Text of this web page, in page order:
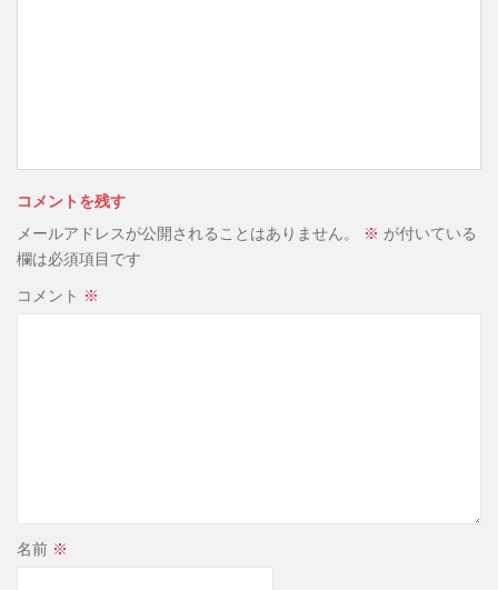
コメントを残す
メールアドレスが公開されることはありません。
※ が付いている
欄は必須項目です
コメント ※
名前 ※